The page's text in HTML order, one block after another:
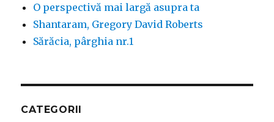
O perspectivă mai largă asupra ta
Shantaram, Gregory David Roberts
Sărăcia, pârghia nr.1
CATEGORII